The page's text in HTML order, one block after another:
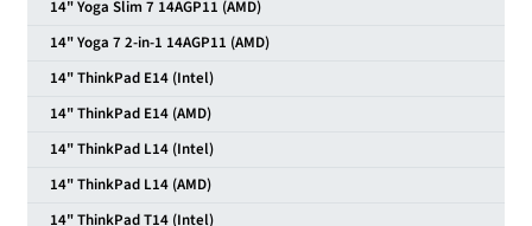
14" Yoga Slim 7 14AGP11 (AMD)
14" Yoga 7 2-in-1 14AGP11 (AMD)
14" ThinkPad E14 (Intel)
14" ThinkPad E14 (AMD)
14" ThinkPad L14 (Intel)
14" ThinkPad L14 (AMD)
14" ThinkPad T14 (Intel)